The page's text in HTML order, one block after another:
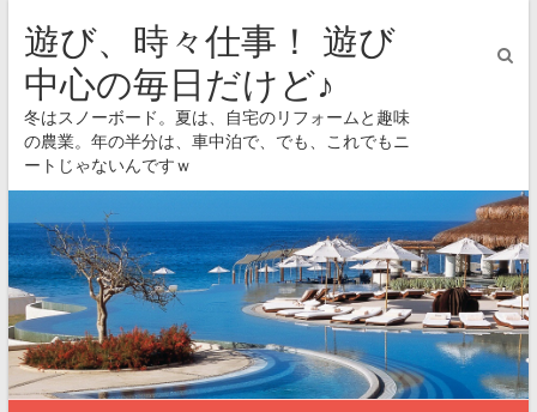
遊び、時々仕事！ 遊び
中心の毎日だけど♪
冬はスノーボード。夏は、自宅のリフォームと趣味
の農業。年の半分は、車中泊で、でも、これでもニ
ートじゃないんですｗ